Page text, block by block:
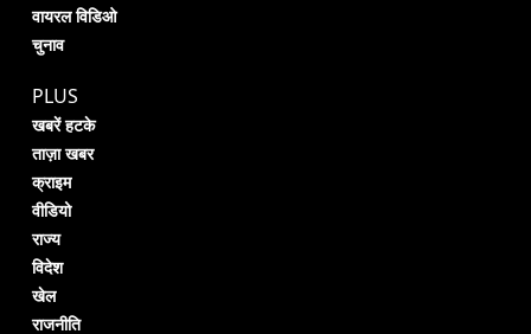
वायरल विडिओ
चुनाव
PLUS
खबरें हटके
ताज़ा खबर
क्राइम
वीडियो
राज्य
विदेश
खेल
राजनीति